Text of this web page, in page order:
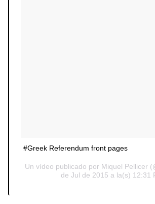
#Greek Referendum front pages
Un vídeo publicado por Miquel Pellicer
de Jul de 2015 a la(s) 12:31